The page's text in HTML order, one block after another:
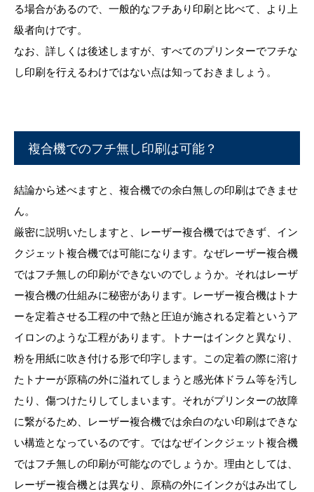
る場合があるので、一般的なフチあり印刷と比べて、より上
級者向けです。
なお、詳しくは後述しますが、すべてのプリンターでフチな
し印刷を行えるわけではない点は知っておきましょう。
複合機でのフチ無し印刷は可能？
結論から述べますと、複合機での余白無しの印刷はできませ
ん。
厳密に説明いたしますと、レーザー複合機ではできず、イン
クジェット複合機では可能になります。なぜレーザー複合機
ではフチ無しの印刷ができないのでしょうか。それはレーザ
ー複合機の仕組みに秘密があります。レーザー複合機はトナ
ーを定着させる工程の中で熱と圧迫が施される定着というア
イロンのような工程があります。トナーはインクと異なり、
粉を用紙に吹き付ける形で印字します。この定着の際に溶け
たトナーが原稿の外に溢れてしまうと感光体ドラム等を汚し
たり、傷つけたりしてしまいます。それがプリンターの故障
に繋がるため、レーザー複合機では余白のない印刷はできな
い構造となっているのです。ではなぜインクジェット複合機
ではフチ無しの印刷が可能なのでしょうか。理由としては、
レーザー複合機とは異なり、原稿の外にインクがはみ出てし